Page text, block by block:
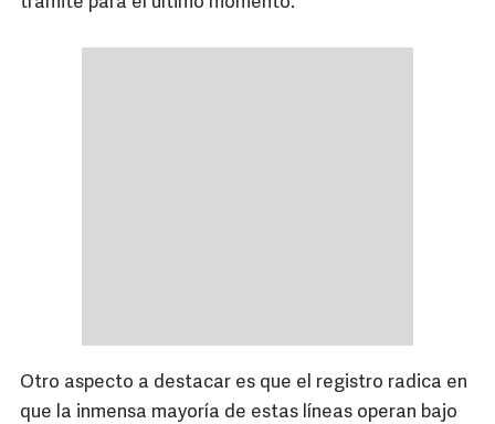
Otro aspecto a destacar es que el registro radica en
que la inmensa mayoría de estas líneas operan bajo